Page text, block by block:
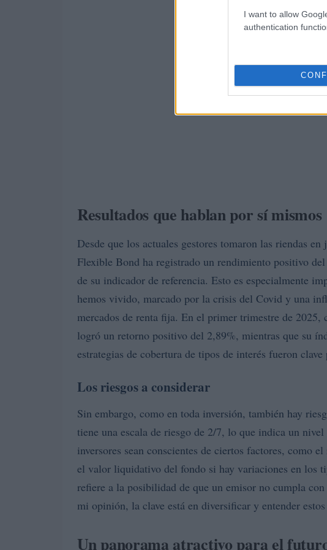
I want to allow
authentication
Resultados que hablan por sí mismos
Desde que los actuales gestores tomaron las riendas
Flexible Bond ha registrado un rendimiento positivo
de su indicador de referencia. Esto es especialmente
hemos vivido, marcado por la crisis del Covid y una
mercados de renta fija. En el primer trimestre de
logró un retorno positivo del 2,89%, mientras que su
estrategias de cobertura de tipos de interés fueron
Los riesgos a considerar
Sin embargo, como en toda inversión, también hay
tiene una escala de riesgo de 2/7, lo que indica un
inversores sean conscientes de ciertos factores, como
el valor liquidativo del fondo si hay variaciones en los
refiere a la posibilidad de que un emisor no cumpla
mi opinión, la clave está en diversificar y entender
Un panorama atractivo para el